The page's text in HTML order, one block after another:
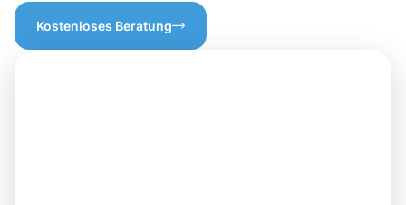
Kostenloses Beratung